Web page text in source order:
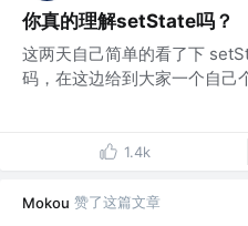
你真的理解setState吗？
这两天自己简单的看了下
码，在这边给到大家一个自己
1.4k
Mokou 赞了这篇文章